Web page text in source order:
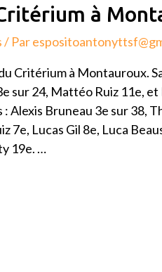
à
/ Par
Critérium à Montauroux.
sur 24, Mattéo Ruiz 11e, et
: Alexis Bruneau 3e sur 38,
7e, Lucas Gil 8e, Luca
19e. …